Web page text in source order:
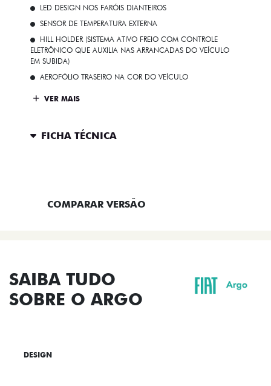
LED DESIGN NOS FARÓIS DIANTEIROS
SENSOR DE TEMPERATURA EXTERNA
HILL HOLDER (SISTEMA ATIVO FREIO COM CONTROLE
ELETRÔNICO QUE AUXILIA NAS ARRANCADAS DO VEÍCULO
EM SUBIDA)
AEROFÓLIO TRASEIRO NA COR DO VEÍCULO
VER MAIS
FICHA TÉCNICA
COMPARAR VERSÃO
SAIBA TUDO
SOBRE O ARGO
DESIGN